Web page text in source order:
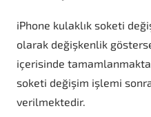
iPhone kulaklık soketi
olarak değişkenlik
içerisinde
soketi değişim işlemi
verilmektedir.